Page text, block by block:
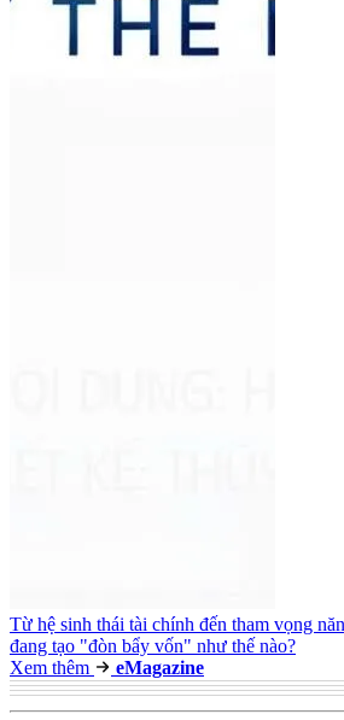
Từ hệ sinh thái tài chính đến tham vọng
đang tạo "đòn bẩy vốn" như thế nào?
Xem thêm
eMagazine